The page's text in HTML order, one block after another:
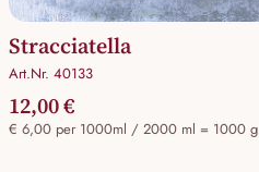
Stracciatella
Art.Nr. 40133
12,00 €
€ 6,00 per 1000ml / 2000 ml = 1000 g